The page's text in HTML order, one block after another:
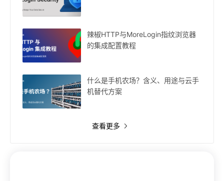
辣椒HTTP与MoreLogin指纹浏览器
的集成配置教程
什么是手机农场？含义、用途与云手
机替代方案
查看更多